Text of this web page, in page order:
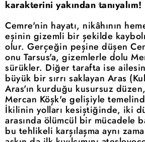
karakterini yakından tanıyalım!
Cemre'nin hayatı, nikâhının
eşinin gizemli bir şekilde
olur. Gerçeğin peşine düşen
onu Tarsus'a, gizemlerle dolu
sürükler. Diğer tarafta ise
büyük bir sırrı saklayan Aras
Aras'ın kurduğu kusursuz
Mercan Köşk'e gelişiyle
İkilinin yolları kesiştiğinde, iki
arasında ölümcül bir mücadele
bu tehlikeli karşılaşma aynı